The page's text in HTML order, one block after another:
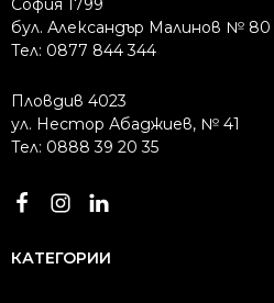
София 1799
бул. Александър Малинов № 80
Тел: 0877 844 344
Пловдив 4023
ул. Нестор Абаджиев, № 41
Тел: 0888 39 20 35
КАТЕГОРИИ